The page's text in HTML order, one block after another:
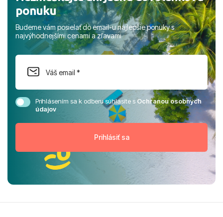
ponuku
Budeme vám posielať do email-u najlepšie ponuky s
najvýhodnejšími cenami a zľavami
Prihlásením sa k odberu súhlasíte sOchranou osobných
údajov